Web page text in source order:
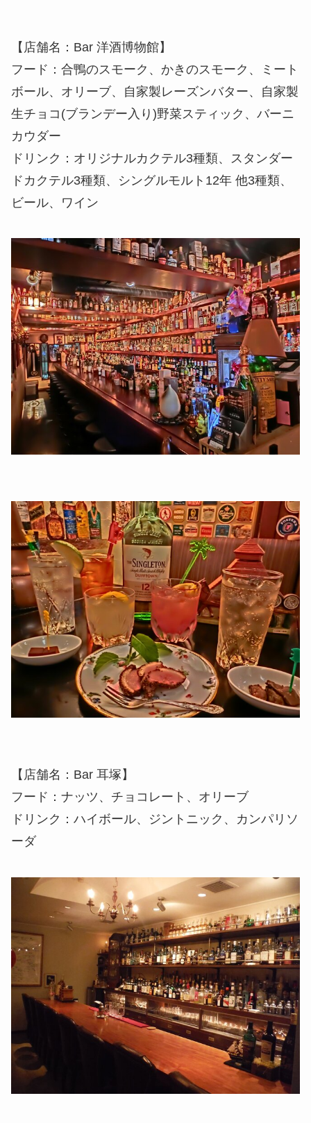
【店舗名：Bar 洋酒博物館】
フード：合鴨のスモーク、かきのスモーク、ミート
ボール、オリーブ、自家製レーズンバター、自家製
生チョコ(ブランデー入り)野菜スティック、バーニ
カウダー
ドリンク：オリジナルカクテル3種類、スタンダー
ドカクテル3種類、シングルモルト12年 他3種類、
ビール、ワイン
【店舗名：Bar 耳塚】
フード：ナッツ、チョコレート、オリーブ
ドリンク：ハイボール、ジントニック、カンパリソ
ーダ